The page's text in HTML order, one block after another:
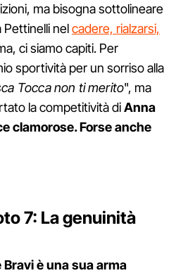
ma bisogna sottolineare
Pettinelli nelcadere, rialzarsi,
ci siamo capiti. Per
sportività per un sorriso alla
Tocca non ti merito", ma
la competitività diAnna
clamorose. Forse anche
7: La genuinità
è una sua arma